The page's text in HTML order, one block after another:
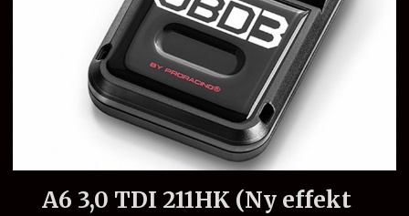
A6 3,0 TDI 211HK (Ny effekt